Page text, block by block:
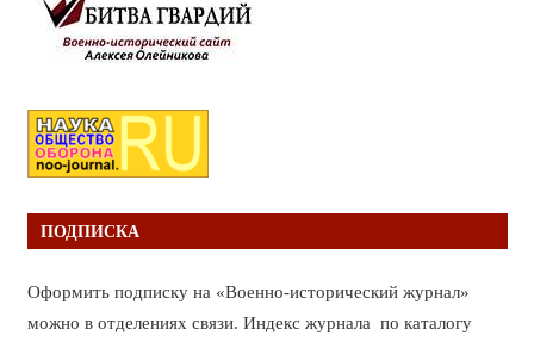
ПОДПИСКА
Оформить подписку на «Военно-исторический журнал»
можно в отделениях связи. Индекс журнала по каталогу